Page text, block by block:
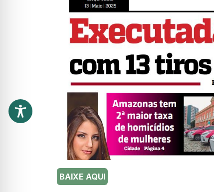
BAIXE AQUI